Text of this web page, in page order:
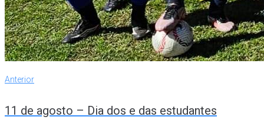
Navegação
Post
Anterior
Anterior
11 de agosto – Dia dos e das estudantes